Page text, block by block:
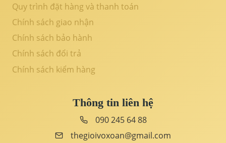
Quy trình đặt hàng và thanh toán
Chính sách giao nhận
Chính sách bảo hành
Chính sách đổi trả
Chính sách kiểm hàng
Thông tin liên hệ
090 245 64 88
thegioivoxoan@gmail.com